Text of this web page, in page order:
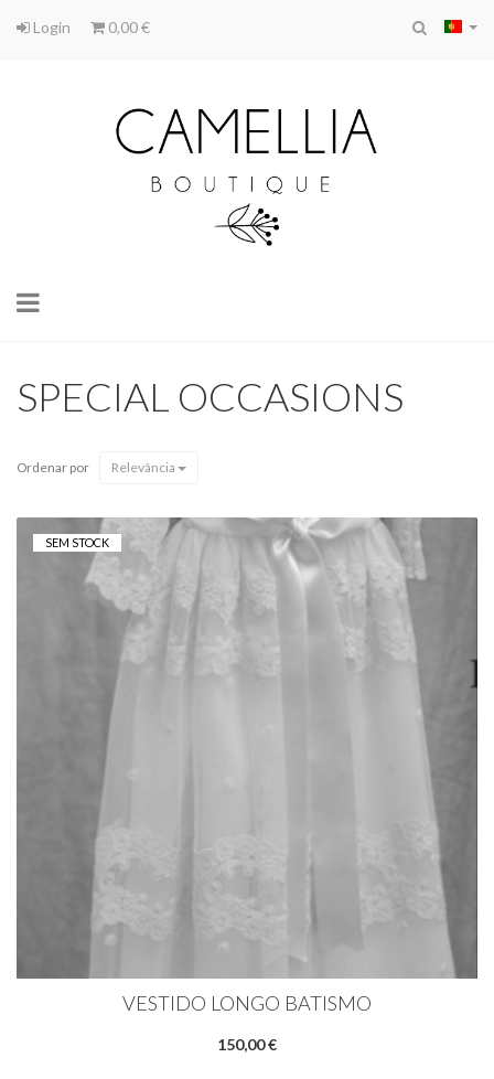
Login 0,00 €
Toggle
SPECIAL OCCASIONS
Ordenar por Relevância
SEM STOCK
VESTIDO LONGO BATISMO
150,00 €